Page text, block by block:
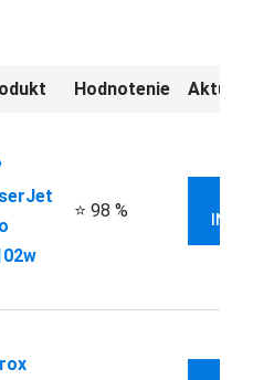
Hodnotenie
⭐ 98 %